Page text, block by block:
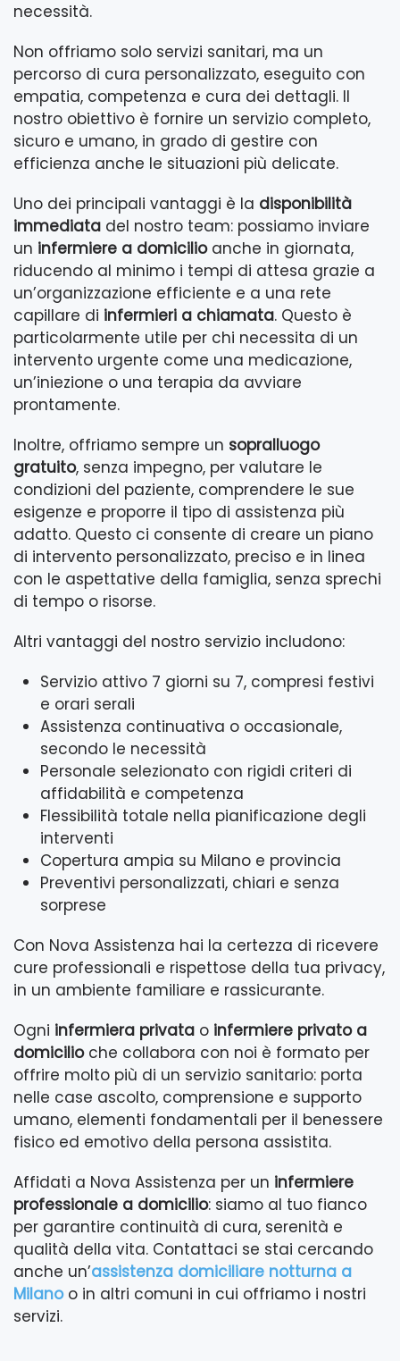
necessità.
Non offriamo solo servizi sanitari, ma un
percorso di cura personalizzato, eseguito con
empatia, competenza e cura dei dettagli. Il
nostro obiettivo è fornire un servizio completo,
sicuro e umano, in grado di gestire con
efficienza anche le situazioni più delicate.
Uno dei principali vantaggi è la disponibilità
immediata del nostro team: possiamo inviare
un infermiere a domicilioanche in giornata,
riducendo al minimo i tempi di attesa grazie a
un’organizzazione efficiente e a una rete
capillare di infermieri a chiamata. Questo è
particolarmente utile per chi necessita di un
intervento urgente come una medicazione,
un’iniezione o una terapia da avviare
prontamente.
Inoltre, offriamo sempre un sopralluogo
gratuito, senza impegno, per valutare le
condizioni del paziente, comprendere le sue
esigenze e proporre il tipo di assistenza più
adatto. Questo ci consente di creare un piano
di intervento personalizzato, preciso e in linea
con le aspettative della famiglia, senza sprechi
di tempo o risorse.
Altri vantaggi del nostro servizio includono:
Servizio attivo 7 giorni su 7, compresi festivi
e orari serali
Assistenza continuativa o occasionale,
secondo le necessità
Personale selezionato con rigidi criteri di
affidabilità e competenza
Flessibilità totale nella pianificazione degli
interventi
Copertura ampia su Milano e provincia
Preventivi personalizzati, chiari e senza
sorprese
Con Nova Assistenza hai la certezza di ricevere
cure professionali e rispettose della tua privacy,
in un ambiente familiare e rassicurante.
Ogni infermiera privata o infermiere privato a
domicilioche collabora con noi è formato per
offrire molto più di un servizio sanitario: porta
nelle case ascolto, comprensione e supporto
umano, elementi fondamentali per il benessere
fisico ed emotivo della persona assistita.
Affidati a Nova Assistenza per un infermiere
professionale a domicilio: siamo al tuo fianco
per garantire continuità di cura, serenità e
qualità della vita. Contattaci se stai cercando
anche un’assistenza domiciliare notturna a
Milanoo in altri comuni in cui offriamo i nostri
servizi.